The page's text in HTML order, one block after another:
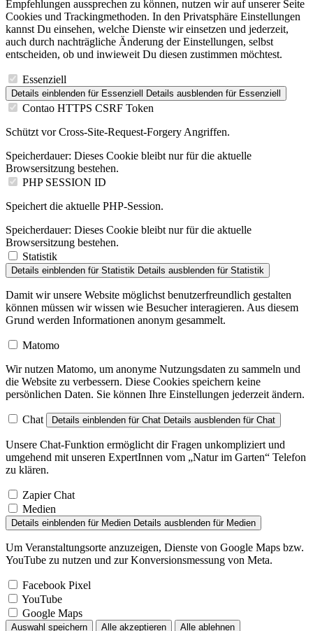
Empfehlungen aussprechen zu können, nutzen wir auf unserer Seite
Cookies und Trackingmethoden. In den Privatsphäre Einstellungen
kannst Du einsehen, welche Dienste wir einsetzen und jederzeit,
auch durch nachträgliche Änderung der Einstellungen, selbst
entscheiden, ob und inwieweit Du diesen zustimmen möchtest.
Essenziell
Details einblenden für Essenziell Details ausblenden für Essenziell
Contao HTTPS CSRF Token
Schützt vor Cross-Site-Request-Forgery Angriffen.
Speicherdauer: Dieses Cookie bleibt nur für die aktuelle
Browsersitzung bestehen.
PHP SESSION ID
Speichert die aktuelle PHP-Session.
Speicherdauer: Dieses Cookie bleibt nur für die aktuelle
Browsersitzung bestehen.
Statistik
Details einblenden für Statistik Details ausblenden für Statistik
Damit wir unsere Website möglichst benutzerfreundlich gestalten
können müssen wir wissen wie Besucher interagieren. Aus diesem
Grund werden Informationen anonym gesammelt.
Matomo
Wir nutzen Matomo, um anonyme Nutzungsdaten zu sammeln und
die Website zu verbessern. Diese Cookies speichern keine
persönlichen Daten. Sie können Ihre Einstellungen jederzeit ändern.
Chat Details einblenden für Chat Details ausblenden für Chat
Unsere Chat-Funktion ermöglicht dir Fragen unkompliziert und
umgehend mit unseren ExpertInnen vom „Natur im Garten“ Telefon
zu klären.
Zapier Chat
Medien
Details einblenden für Medien Details ausblenden für Medien
Um Veranstaltungsorte anzuzeigen, Dienste von Google Maps bzw.
YouTube zu nutzen und zur Konversionsmessung von Meta.
Facebook Pixel
YouTube
Google Maps
Auswahl speichern Alle akzeptieren Alle ablehnen